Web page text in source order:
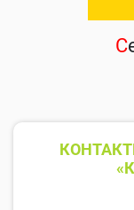
С